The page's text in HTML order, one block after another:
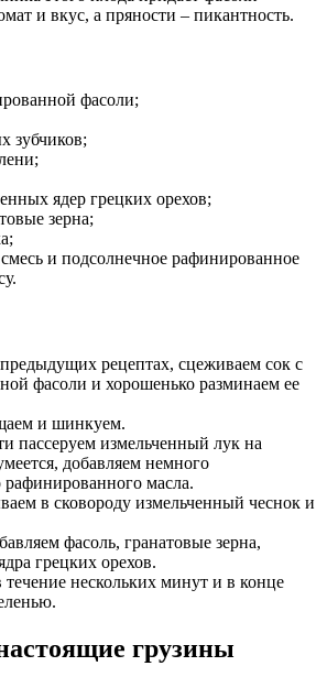
и вкус, а пряности – пикантность.
фасоли;
зубчиков;
ядер грецких орехов;
зерна;
и подсолнечное рафинированное
рецептах, сцеживаем сок с
фасоли и хорошенько разминаем ее
и шинкуем.
пассеруем измельченный лук на
добавляем немного
рафинированного масла.
в сковороду измельченный чеснок и
фасоль, гранатовые зерна,
грецких орехов.
нескольких минут и в конце
грузины